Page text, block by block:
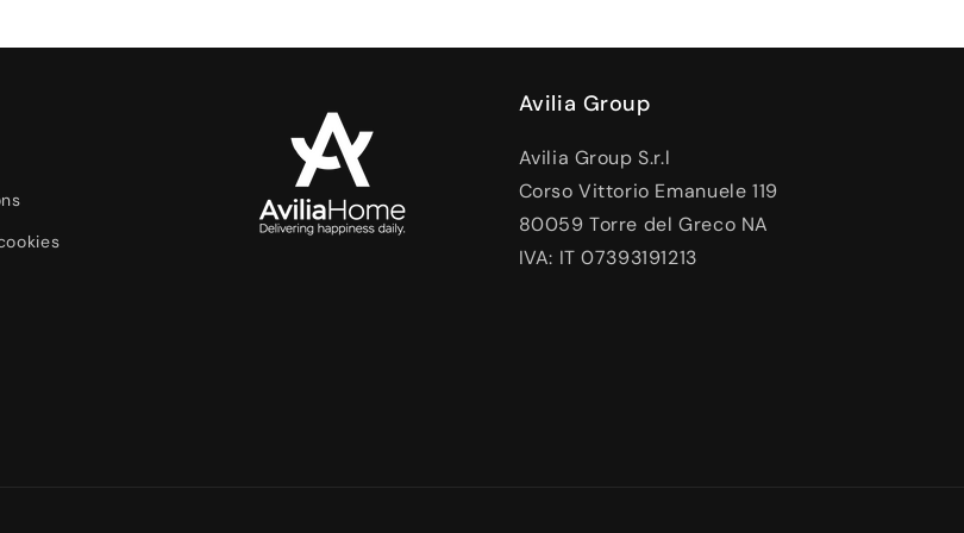
Avilia Group
Avilia Group S.r.l
Corso Vittorio Emanuele 119
80059 Torre del Greco NA
IVA: IT 07393191213